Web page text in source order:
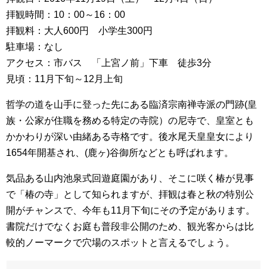
拝観時間：10：00～16：00
拝観料：大人600円 小学生300円
駐車場：なし
アクセス：市バス 「上宮ノ前」下車 徒歩3分
見頃：11月下旬～12月上旬
哲学の道を山手に登った先にある臨済宗南禅寺派の門跡(皇
族・公家が住職を務める特定の寺院）の尼寺で、皇室とも
かかわりが深い由緒ある寺格です。後水尾天皇皇女により
1654年開基され、(鹿ヶ)谷御所などとも呼ばれます。
気品ある山内池泉式回遊庭園があり、そこに咲く椿が見事
で「椿の寺」として知られますが、拝観は春と秋の特別公
開がチャンスで、今年も11月下旬にその予定があります。
書院だけでなくお庭も普段非公開のため、観光客からは比
較的ノーマークで穴場のスポットと言えるでしょう。